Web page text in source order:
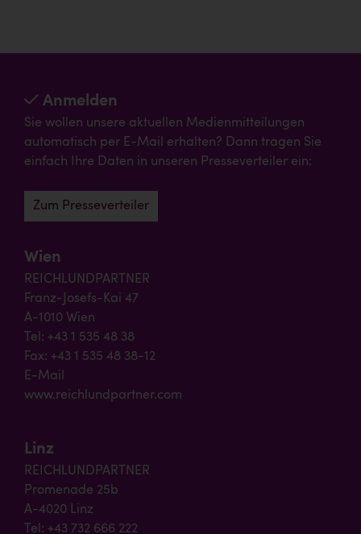
Anmelden
Sie wollen unsere aktuellen Medienmitteilungen
automatisch per E-Mail erhalten? Dann tragen Sie
einfach Ihre Daten in unseren Presseverteiler ein:
Zum Presseverteiler
Wien
REICHLUNDPARTNER
Franz-Josefs-Kai 47
A-1010 Wien
Tel: +43 1 535 48 38
Fax: +43 1 535 48 38-12
E-Mail
www.reichlundpartner.com
Linz
REICHLUNDPARTNER
Promenade 25b
A-4020 Linz
Tel: +43 732 666 222